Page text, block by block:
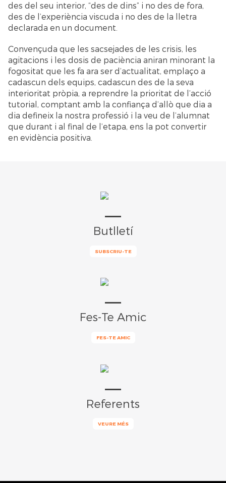
des del seu interior, “des de dins” i no des de fora,
des de l’experiència viscuda i no des de la lletra
declarada en un document.
Convençuda que les sacsejades de les crisis, les
agitacions i les dosis de paciència aniran minorant la
fogositat que les fa ara ser d’actualitat, emplaço a
cadascun dels equips, cadascun des de la seva
interioritat pròpia, a reprendre la prioritat de l’acció
tutorial, comptant amb la confiança d’allò que dia a
dia defineix la nostra professió i la veu de l’alumnat
que durant i al final de l’etapa, ens la pot convertir
en evidència positiva.
Butlletí
SUBSCRIU-TE
Fes-Te Amic
FES-TE AMIC
Referents
VEURE MÉS